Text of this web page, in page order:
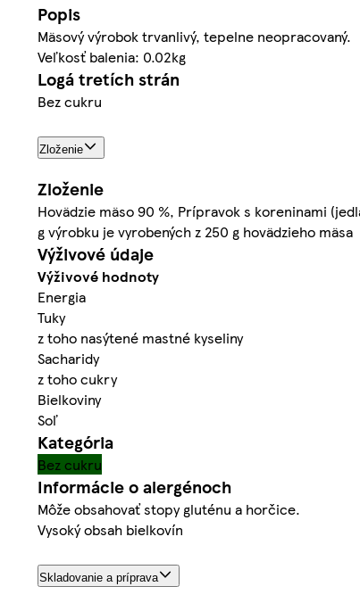
Popis
Mäsový výrobok trvanlivý, tepelne neopracovaný.
Veľkosť balenia: 0.02kg
Logá tretích strán
Bez cukru
Zloženie
Zloženie
Hovädzie mäso 90 %, Prípravok s koreninami
g výrobku je vyrobených z 250 g hovädzieho mäsa
Výživové údaje
Výživové hodnoty
Energia
Tuky
z toho nasýtené mastné kyseliny
Sacharidy
z toho cukry
Bielkoviny
Soľ
Kategória
Bez cukru
Informácie o alergénoch
Môže obsahovať stopy gluténu a horčice.
Vysoký obsah bielkovín
Skladovanie a príprava